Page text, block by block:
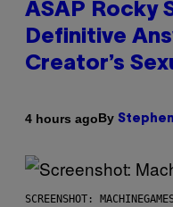
ASAP Rocky
Definitive
Creator’s
4 hours agoBy
SCREENSHOT: